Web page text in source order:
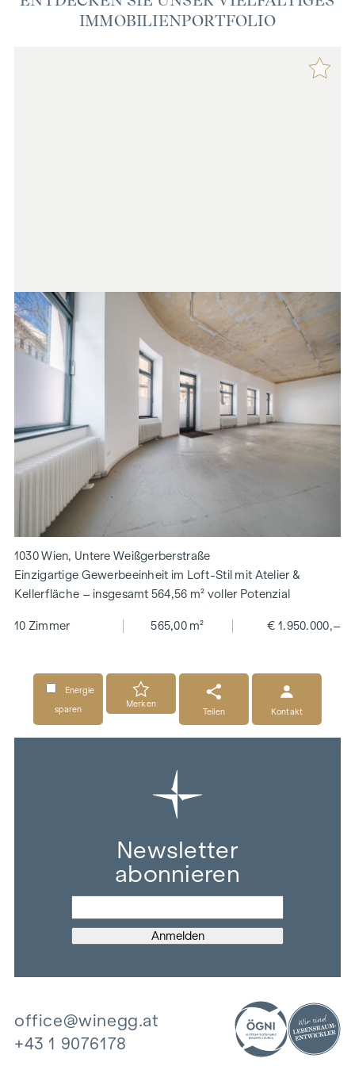
IMMOBILIENPORTFOLIO
1030 Wien, Untere Weißgerberstraße
Einzigartige Gewerbeeinheit im Loft-Stil mit Atelier &
Kellerfläche – insgesamt 564,56 m² voller Potenzial
10 Zimmer 565,00 m² € 1.950.000,–
Energie
sparen
Merken
Teilen
Kontakt
Newsletter
abonnieren
office@winegg.at
+43 1 9076178